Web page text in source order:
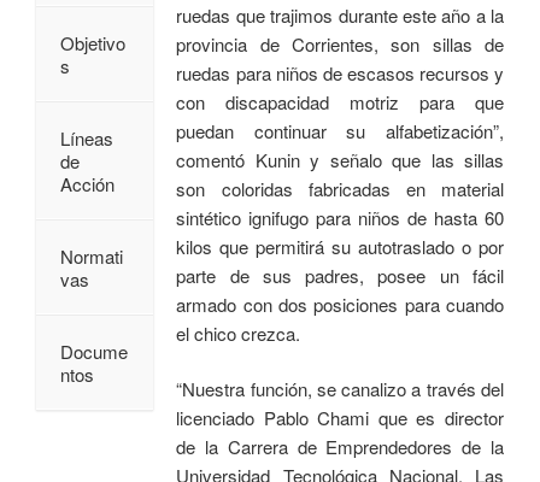
ruedas que trajimos durante este año a la
provincia de Corrientes, son sillas de
ruedas para niños de escasos recursos y
con discapacidad motriz para que
puedan continuar su alfabetización”,
comentó Kunin y señalo que las sillas
son coloridas fabricadas en material
sintético ignifugo para niños de hasta 60
kilos que permitirá su autotraslado o por
parte de sus padres, posee un fácil
armado con dos posiciones para cuando
el chico crezca.
“Nuestra función, se canalizo a través del
licenciado Pablo Chami que es director
de la Carrera de Emprendedores de la
Universidad Tecnológica Nacional. Las
Objetivo
s
Líneas
de
Acción
Normati
vas
Docume
ntos